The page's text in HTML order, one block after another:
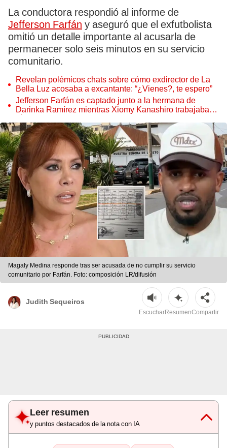
La conductora respondió al informe de
Jefferson Farfán y aseguró que el exfutbolista
omitió un detalle importante al acusarla de
permanecer solo seis minutos en su servicio
comunitario.
Revelan polémicos chats sobre cómo exdirector de La
Bella Luz acosaba a excantante: “¿Vienes?, te espero”
Jefferson Farfán es captado junto a la hermana de
Darinka Ramírez mientras Xiomy Kanashiro trabajaba:
Magaly Medina responde tras ser acusada de no cumplir su servicio
comunitario por Farfán. Foto: composición LR/difusión
Judith Sequeiros
EscucharResumenCompartir
Leer resumen
y puntos destacados de la nota con IA